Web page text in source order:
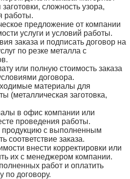
сложность узора,
работы.
предложение от компании
услуги и условий работы.
заказа и подписать договор на
по резке металла с
или полную стоимость заказа
договора.
материалы для
(металлическая заготовка,
в офис компании или
проведения работы.
продукцию с выполненным
соответствие заказа.
внести корректировки или
их с менеджером компании.
работ и оплатить
по договору.